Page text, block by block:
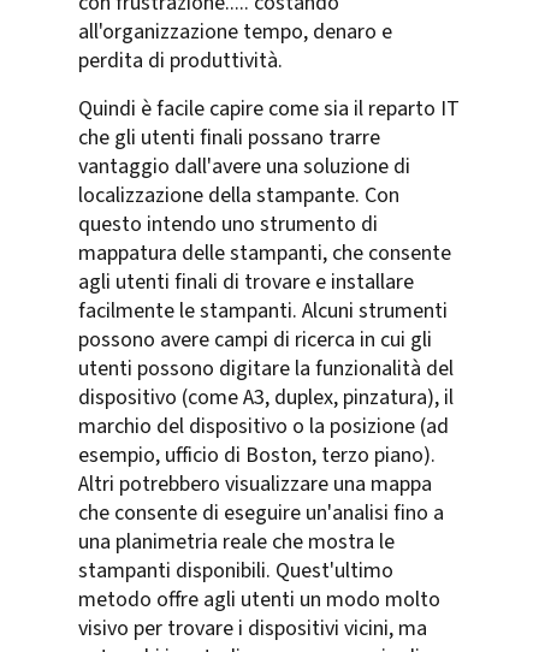
all'organizzazione tempo, denaro e
perdita di produttività.
Quindi è facile capire come sia il reparto IT
che gli utenti finali possano trarre
vantaggio dall'avere una soluzione di
localizzazione della stampante. Con
questo intendo uno strumento di
mappatura delle stampanti, che consente
agli utenti finali di trovare e installare
facilmente le stampanti. Alcuni strumenti
possono avere campi di ricerca in cui gli
utenti possono digitare la funzionalità del
dispositivo (come A3, duplex, pinzatura), il
marchio del dispositivo o la posizione (ad
esempio, ufficio di Boston, terzo piano).
Altri potrebbero visualizzare una mappa
che consente di eseguire un'analisi fino a
una planimetria reale che mostra le
stampanti disponibili. Quest'ultimo
metodo offre agli utenti un modo molto
visivo per trovare i dispositivi vicini, ma